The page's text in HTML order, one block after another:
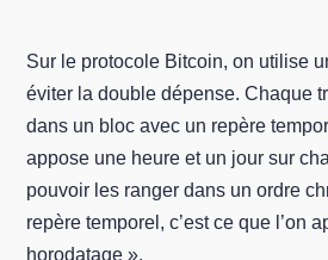
Sur le protocole Bitcoin, on utilise
éviter la double dépense. Chaque
dans un bloc avec un repère
appose une heure et un jour sur
pouvoir les ranger dans un ordre
repère temporel, c’est ce que l’on
horodatage ».